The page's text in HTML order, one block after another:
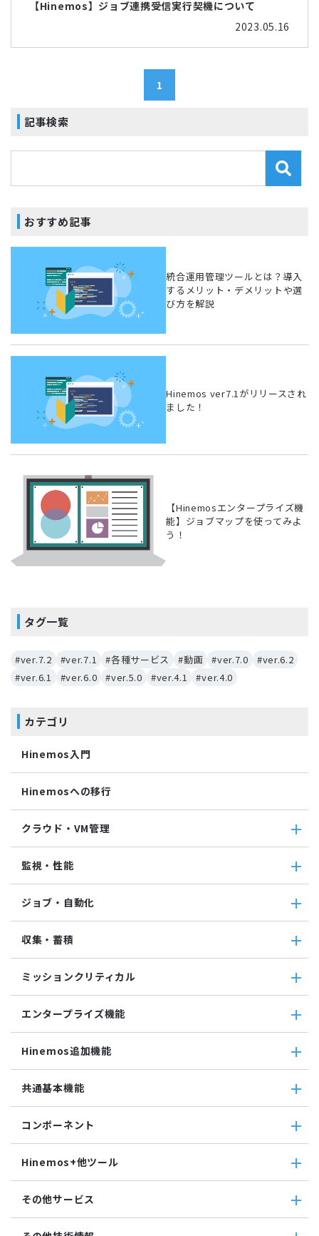
【Hinemos】ジョブ連携受信実行契機について
2023.05.16
1
記事検索
おすすめ記事
統合運用管理ツールとは？導入
するメリット・デメリットや選
び方を解説
Hinemos ver7.1がリリースされ
ました！
【Hinemosエンタープライズ機
能】ジョブマップを使ってみよ
う！
タグ一覧
#ver.7.2 #ver.7.1 #各種サービス #動画 #ver.7.0
#ver.6.2
#ver.6.1
#ver.6.0 #ver.5.0 #ver.4.1 #ver.4.0
カテゴリ
Hinemos入門
Hinemosへの移行
クラウド・VM管理
クラウド・VM共通
クラウド管理機能(AWS)
VM管理機能
監視・性能
パケットキャプチャ監視
カスタムトラップ監視
カスタム監視
バイナリファイル監視
収集値統合監視
ログ件数監視
システムログ監視
JMX監視
SQL監視
SNMPTRAP監視
SNMP監視
HTTPシナリオ監視
Hinemosエージェント監視
Windowsイベント監視
サービス・ポート監視
リソース監視
ジョブ・自動化
ジョブ機能全般について
コマンドジョブ
ファイル転送ジョブ
参照ジョブ
環境構築機能
実行契機
ファイルチェックジョブ
監視ジョブ
承認ジョブ
収集・蓄積
転送
ダウンロード
検索
蓄積
収集
ミッションクリティカル
ミッションクリティカル（Linux）
ミッションクリティカル（Windows）
エンタープライズ機能
インシデント管理連携ツール
Grafana
ユーティリティ機能
レポーティング
ノードマップ
Hinemos追加機能
Hinemosインシデントダッシュボード
メッセージフィルタ
Hinemosセキュリティオプション
共通基本機能
セルフチェック
メンテナンス
通知
アカウント
カレンダ
コンポーネント
Hinemosエージェント
Hinemosクライアント
Hinemosマネージャ
Hinemos+他ツール
google apps
teams
その他サービス